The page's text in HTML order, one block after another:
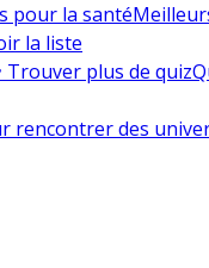
pour la santé
la liste
Trouver plus de quiz
rencontrer des